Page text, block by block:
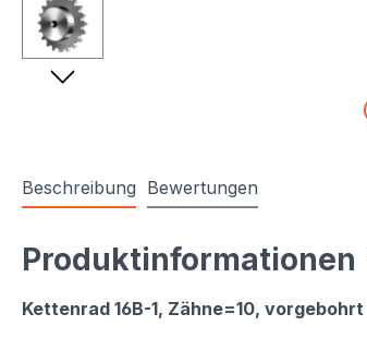
Beschreibung Bewertungen
Produktinformationen
Kettenrad 16B-1, Zähne=10, vorgebohrt